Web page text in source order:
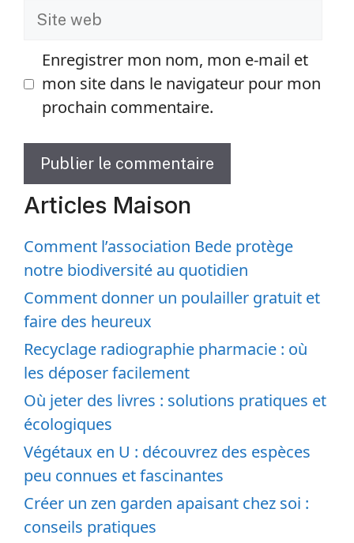
Site
Enregistrer mon nom, mon e-mail et
mon site dans le navigateur pour mon
prochain commentaire.
Articles Maison
Comment l’association Bede protège
notre biodiversité au quotidien
Comment donner un poulailler gratuit et
faire des heureux
Recyclage radiographie pharmacie : où
les déposer facilement
Où jeter des livres : solutions pratiques et
écologiques
Végétaux en U : découvrez des espèces
peu connues et fascinantes
Créer un zen garden apaisant chez soi :
conseils pratiques